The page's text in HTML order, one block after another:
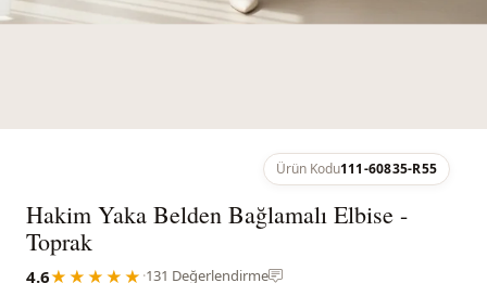
Ürün Kodu111-60835-R55
Hakim Yaka Belden Bağlamalı Elbise -
Toprak
4.6★★★★★ ·131 Değerlendirme